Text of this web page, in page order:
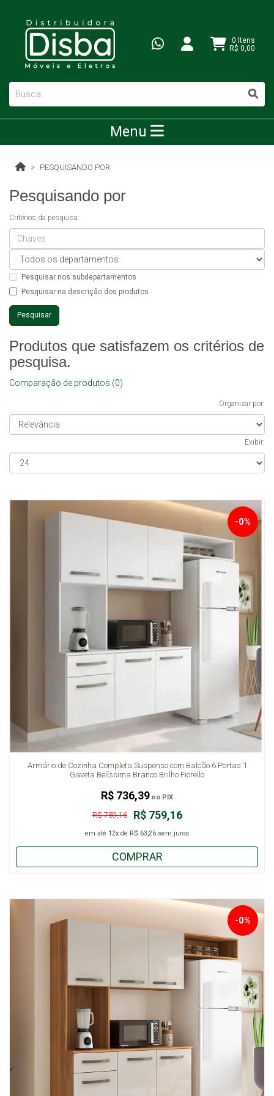
0 Itens
R$ 0,00
Menu
PESQUISANDO POR
Pesquisando por
Critérios da pesquisa:
Pesquisar nos subdepartamentos
Pesquisar na descrição dos produtos
Produtos que satisfazem os critérios de
pesquisa.
Comparação de produtos (0)
Organizar por:
Exibir:
Armário de Cozinha Completa Suspenso com Balcão 6 Portas 1
Gaveta Belíssima Branco Brilho Fiorello
R$ 759,16
R$ 759,16
-0%
em até 12x de R$ 63,26 sem juros
R$ 736,39 no PIX
COMPRAR
-0%